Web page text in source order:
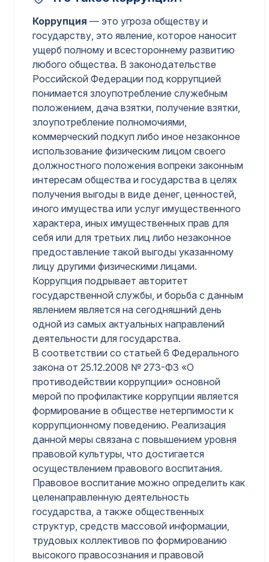
Коррупция — это угроза обществу и
государству, это явление, которое наносит
ущерб полному и всестороннему развитию
любого общества. В законодательстве
Российской Федерации под коррупцией
понимается злоупотребление служебным
положением, дача взятки, получение взятки,
злоупотребление полномочиями,
коммерческий подкуп либо иное незаконное
использование физическим лицом своего
должностного положения вопреки законным
интересам общества и государства в целях
получения выгоды в виде денег, ценностей,
иного имущества или услуг имущественного
характера, иных имущественных прав для
себя или для третьих лиц либо незаконное
предоставление такой выгоды указанному
лицу другими физическими лицами.
Коррупция подрывает авторитет
государственной службы, и борьба с данным
явлением является на сегодняшний день
одной из самых актуальных направлений
деятельности для государства.
В соответствии со статьей 6 Федерального
закона от 25.12.2008 № 273-ФЗ «О
противодействии коррупции» основной
мерой по профилактике коррупции является
формирование в обществе нетерпимости к
коррупционному поведению. Реализация
данной меры связана с повышением уровня
правовой культуры, что достигается
осуществлением правового воспитания.
Правовое воспитание можно определить как
целенаправленную деятельность
государства, а также общественных
структур, средств массовой информации,
трудовых коллективов по формированию
высокого правосознания и правовой